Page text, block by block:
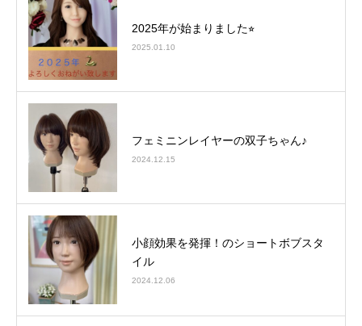
2025年が始まりました⭐︎
2025.01.10
フェミニンレイヤーの双子ちゃん♪
2024.12.15
小顔効果を発揮！のショートボブスタ
イル
2024.12.06